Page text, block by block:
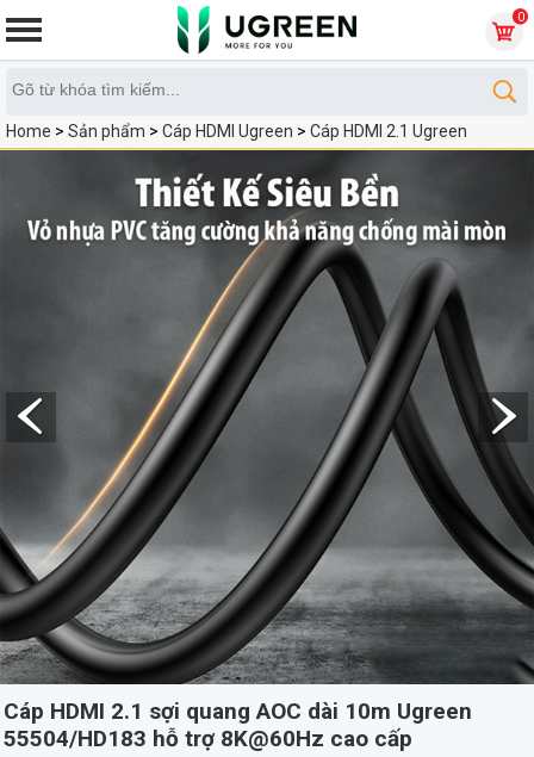
0
Home > Sản phẩm > Cáp HDMI Ugreen > Cáp HDMI 2.1 Ugreen
Cáp HDMI 2.1 sợi quang AOC dài 10m Ugreen
55504/HD183 hỗ trợ 8K@60Hz cao cấp